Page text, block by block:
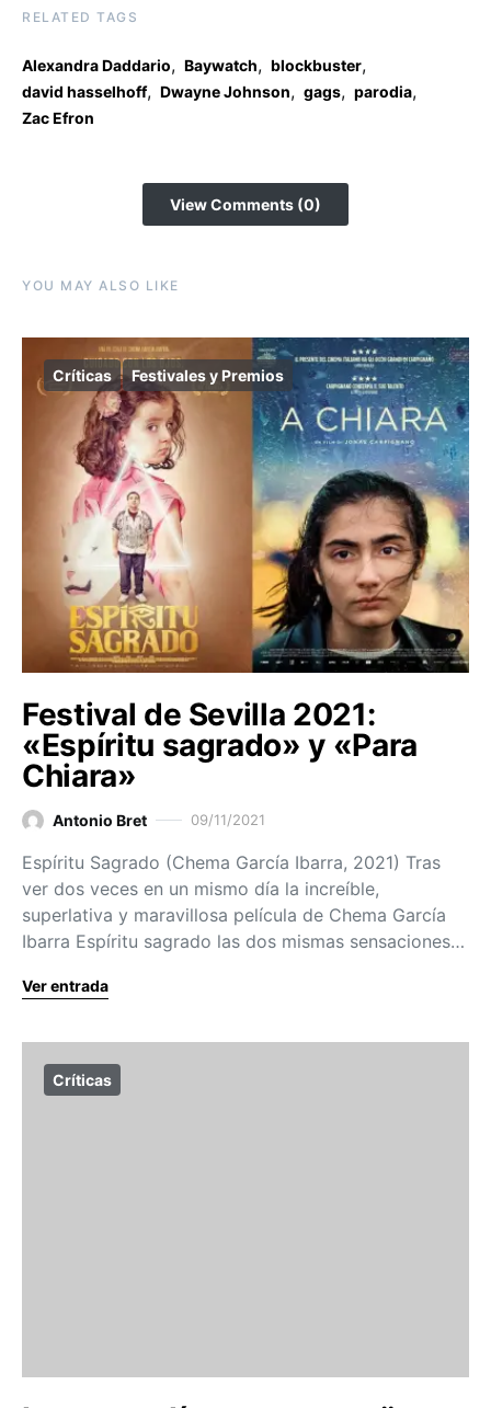
RELATED TAGS
Alexandra Daddario, Baywatch, blockbuster,
david hasselhoff, Dwayne Johnson, gags, parodia,
Zac Efron
View Comments (0)
YOU MAY ALSO LIKE
Críticas Festivales y Premios
Festival de Sevilla 2021:
«Espíritu sagrado» y «Para
Chiara»
Antonio Bret 09/11/2021
Espíritu Sagrado (Chema García Ibarra, 2021) Tras
ver dos veces en un mismo día la increíble,
superlativa y maravillosa película de Chema García
Ibarra Espíritu sagrado las dos mismas sensaciones…
Ver entrada
Críticas